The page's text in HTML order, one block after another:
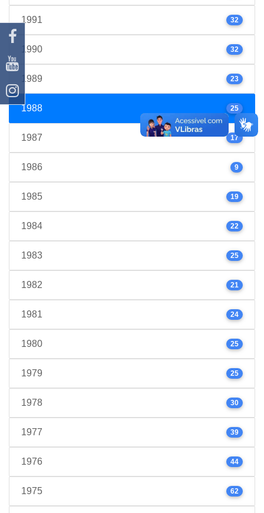
1991 32
1990 32
1989 23
1988 25
1987 17
1986 9
1985 19
1984 22
1983 25
1982 21
1981 24
1980 25
1979 25
1978 30
1977 39
1976 44
1975 62